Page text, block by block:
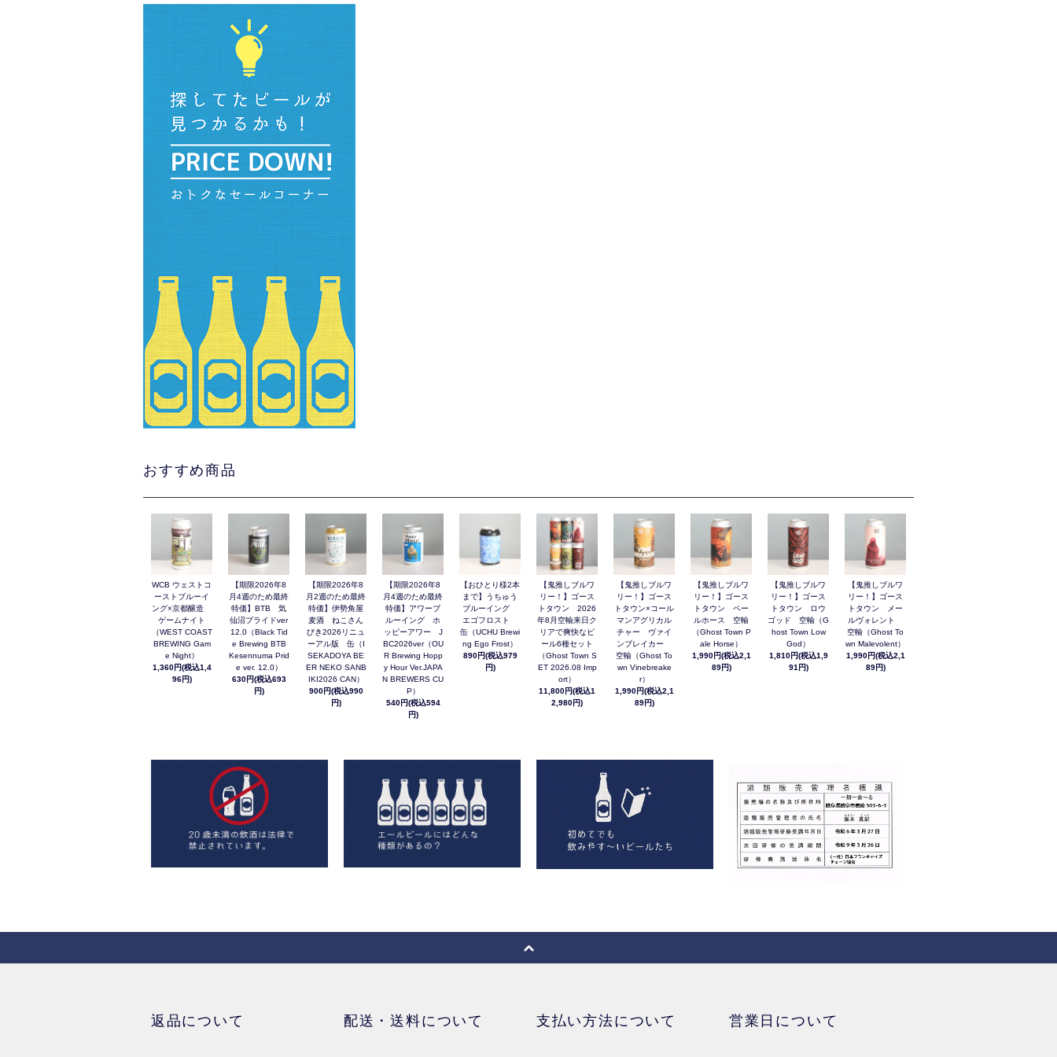
おすすめ商品
WCB ウェストコ
ーストブルーイ
ング×京都醸造
ゲームナイト
（WEST COAST
BREWING Gam
e Night）
1,360円(税込1,4
96円)
【期限2026年8
月4週のため最終
特価】BTB 気
仙沼プライドver
12.0（Black Tid
e Brewing BTB
Kesennuma Prid
e ver. 12.0）
630円(税込693
円)
【期限2026年8
月2週のため最終
特価】伊勢角屋
麦酒 ねこさん
びき2026リニュ
ーアル版 缶（I
SEKADOYA BE
ER NEKO SANB
IKI2026 CAN）
900円(税込990
円)
【期限2026年8
月4週のため最終
特価】アワーブ
ルーイング ホ
ッピーアワー J
BC2026ver（OU
R Brewing Hopp
y Hour Ver.JAPA
N BREWERS CU
P）
540円(税込594
円)
【おひとり様2本
まで】うちゅう
ブルーイング
エゴフロスト
缶（UCHU Brewi
ng Ego Frost）
890円(税込979
円)
【鬼推しブルワ
リー！】ゴース
トタウン 2026
年8月空輸来日ク
リアで爽快なビ
ール6種セット
（Ghost Town S
ET 2026.08 Imp
ort）
11,800円(税込1
2,980円)
【鬼推しブルワ
リー！】ゴース
トタウン×コール
マンアグリカル
チャー ヴァイ
ンブレイカー
空輸（Ghost To
wn Vinebreake
r）
1,990円(税込2,1
89円)
【鬼推しブルワ
リー！】ゴース
トタウン ペー
ルホース 空輸
（Ghost Town P
ale Horse）
1,990円(税込2,1
89円)
【鬼推しブルワ
リー！】ゴース
トタウン ロウ
ゴッド 空輸（G
host Town Low
God）
1,810円(税込1,9
91円)
【鬼推しブルワ
リー！】ゴース
トタウン メー
ルヴォレント
空輸（Ghost To
wn Malevolent）
1,990円(税込2,1
89円)
返品について 配送・送料について 支払い方法について 営業日について